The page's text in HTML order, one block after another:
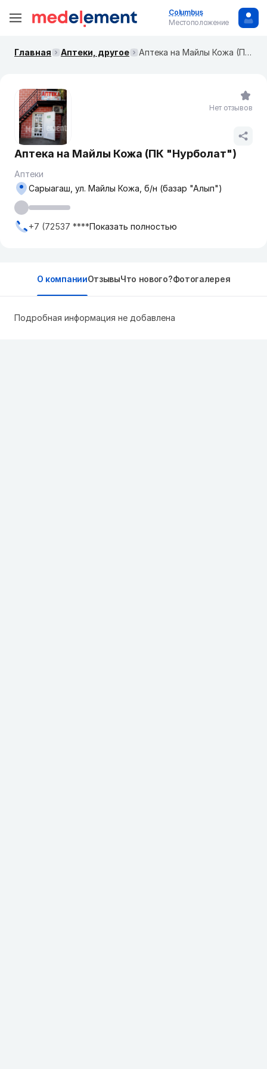
Columbus
Местоположение
Главная Аптеки, другое Аптека на Майлы Кожа (ПК "Нурболат")
Аптека на Майлы Кожа (ПК "Нурболат")
Аптеки
Сарыагаш, ул. Майлы Кожа, б/н (базар "Алып")
+7 (72537 ****Показать полностью
Нет отзывов
О компанииОтзывыЧто нового?Фотогалерея
Подробная информация не добавлена